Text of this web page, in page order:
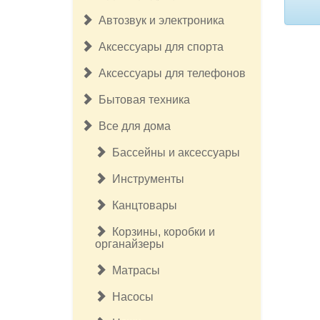
Автозвук и электроника
Аксессуары для спорта
Аксессуары для телефонов
Бытовая техника
Все для дома
Бассейны и аксессуары
Инструменты
Канцтовары
Корзины, коробки и
органайзеры
Матрасы
Насосы